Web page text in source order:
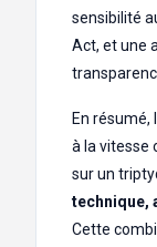
sensibilité
Act, et une
En
à la vitesse
sur un
technique,
Cette